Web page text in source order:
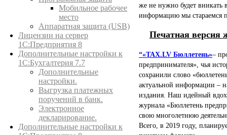
Мобильное рабочее
место
Аппаратная защита (USB)
Лицензии на сервер
1С:Предприятия 8
Дополнительные настройки к
1С:Бухгалтерия 7.7
Дополнительные
настройки.
Выгрузка платежных
поручений в банк.
Электронное
декларирование.
Дополнительные настройки к
же не нужно будет
информацию мы стараемся
Печатная версия
“«TAX.LV Бюллетень»–
предпринимателя», чья
сохранили слово
актуальной информации –
издания. Наш идейный
журнала «Бюллетень
свою многолетнюю
Всего, в 2019 году,